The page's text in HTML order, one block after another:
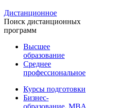
Дистанционное
Поиск дистанционных
программ
Высшее
образование
Среднее
профессиональное
Курсы подготовки
Бизнес-
образование. MBA